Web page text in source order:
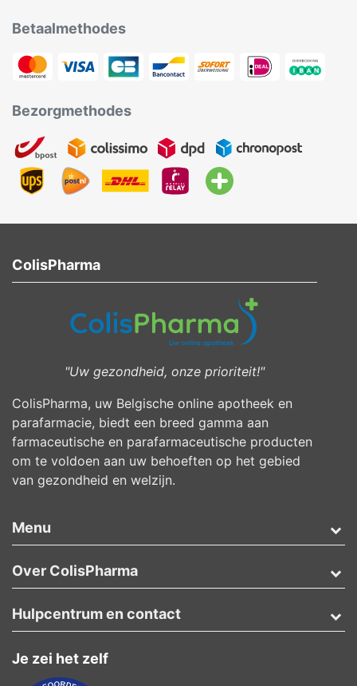
Betaalmethodes
Bezorgmethodes
ColisPharma
"Uw gezondheid, onze prioriteit!"
ColisPharma, uw Belgische online apotheek en
parafarmacie, biedt een breed gamma aan
farmaceutische en parafarmaceutische producten
om te voldoen aan uw behoeften op het gebied
van gezondheid en welzijn.
Menu
Over ColisPharma
Je zei het zelf
Hulpcentrum en contact